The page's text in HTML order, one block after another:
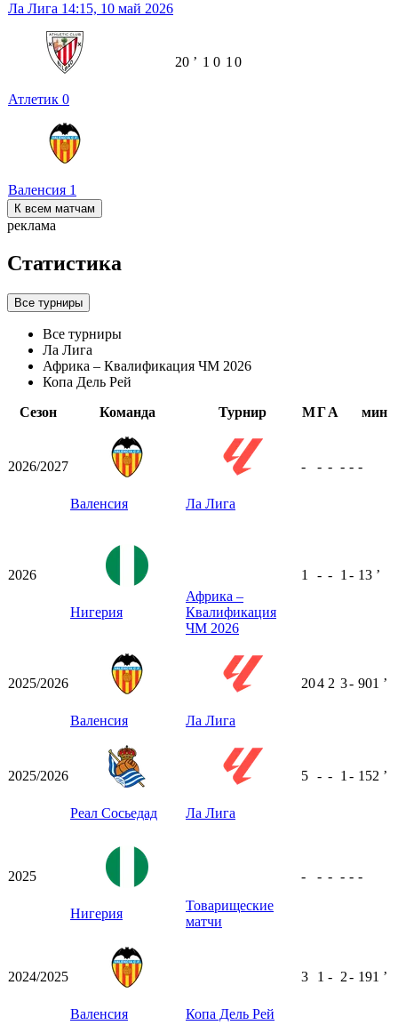
Ла Лига 14:15, 10 май 2026
Атлетик 0
Валенсия 1
20 ʼ 1 0 1 0
К всем матчам
реклама
Статистика
Все турниры
Все турниры
Ла Лига
Африка – Квалификация ЧМ 2026
Копа Дель Рей
Сезон
Команда Турнир МГА мин
2026/2027
Валенсия Ла Лига
- - - - - -
2026
Нигерия
Африка –
Квалификация
ЧМ 2026
1 - - 1 - 13 ʼ
2025/2026
Валенсия Ла Лига
204 2 3- 901 ʼ
2025/2026
Реал Сосьедад Ла Лига
5 - - 1 - 152 ʼ
2025
Нигерия
Товарищеские
матчи
- - - - - -
2024/2025
Валенсия Копа Дель Рей
3 1 - 2- 191 ʼ